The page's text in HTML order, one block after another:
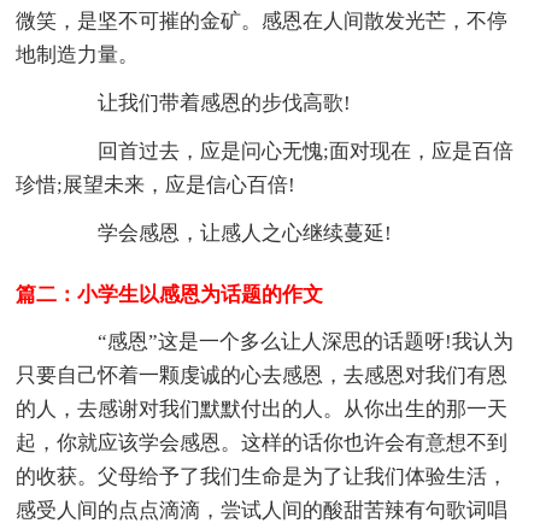
微笑，是坚不可摧的金矿。感恩在人间散发光芒，不停
地制造力量。
让我们带着感恩的步伐高歌!
回首过去，应是问心无愧;面对现在，应是百倍
珍惜;展望未来，应是信心百倍!
学会感恩，让感人之心继续蔓延!
篇二：小学生以感恩为话题的作文
“感恩”这是一个多么让人深思的话题呀!我认为
只要自己怀着一颗虔诚的心去感恩，去感恩对我们有恩
的人，去感谢对我们默默付出的人。从你出生的那一天
起，你就应该学会感恩。这样的话你也许会有意想不到
的收获。父母给予了我们生命是为了让我们体验生活，
感受人间的点点滴滴，尝试人间的酸甜苦辣有句歌词唱